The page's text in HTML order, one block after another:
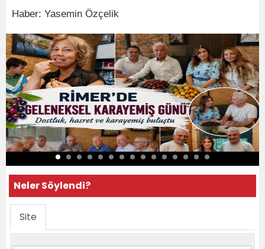
Haber: Yasemin Özçelik
Neler Söylendi?
Site